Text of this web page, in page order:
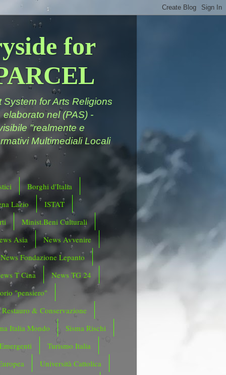
for
for Arts Religions
nel (PAS) -
"realmente e
Multimediali Locali
Borghi d'Italia
Lazio
ISTAT
Minist.Beni Culturali
Asia
News Avvenire
News Fondazione Lepanto
T Cina
News TG 24
"pensiero"
Restauro & Conservazione
Italia Mondo
Sisma Rischi
Turismo Italia
Università Cattolica